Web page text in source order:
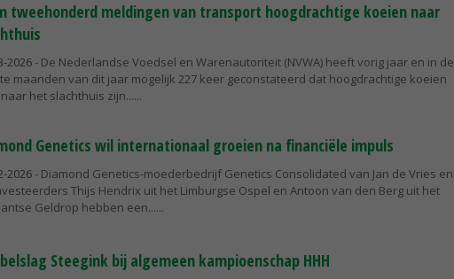
tweehonderd meldingen van transport hoogdrachtige koeien naar
2026- De Nederlandse Voedsel en Warenautoriteit (NVWA) heeft vorig jaar en in de
maanden van dit jaar mogelijk 227 keer geconstateerd dat hoogdrachtige koeien
het slachthuis zijn...
Genetics wil internationaal groeien na financiële impuls
2026- Diamond Genetics-moederbedrijf Genetics Consolidated van Jan de Vries en
Thijs Hendrix uit het Limburgse Ospel en Antoon van den Berg uit het
Geldrop hebben een...
Steegink bij algemeen kampioenschap HHH